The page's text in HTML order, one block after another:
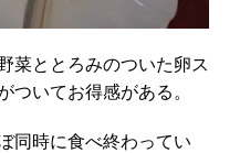
菜ととろみのついた卵ス
ついてお得感がある。
同時に食べ終わってい